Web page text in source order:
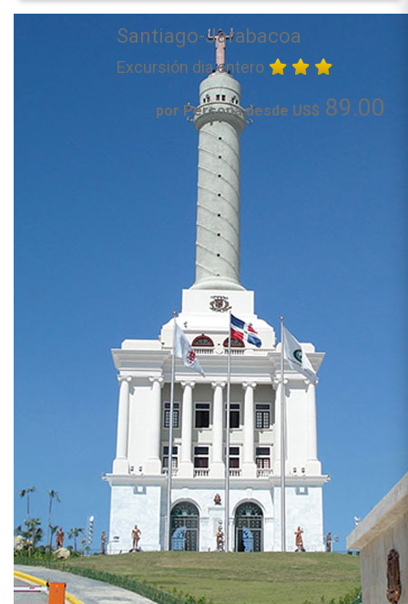
Santiago-Jarabacoa
Excursión dia entero
por Persona desde US$ 89.00